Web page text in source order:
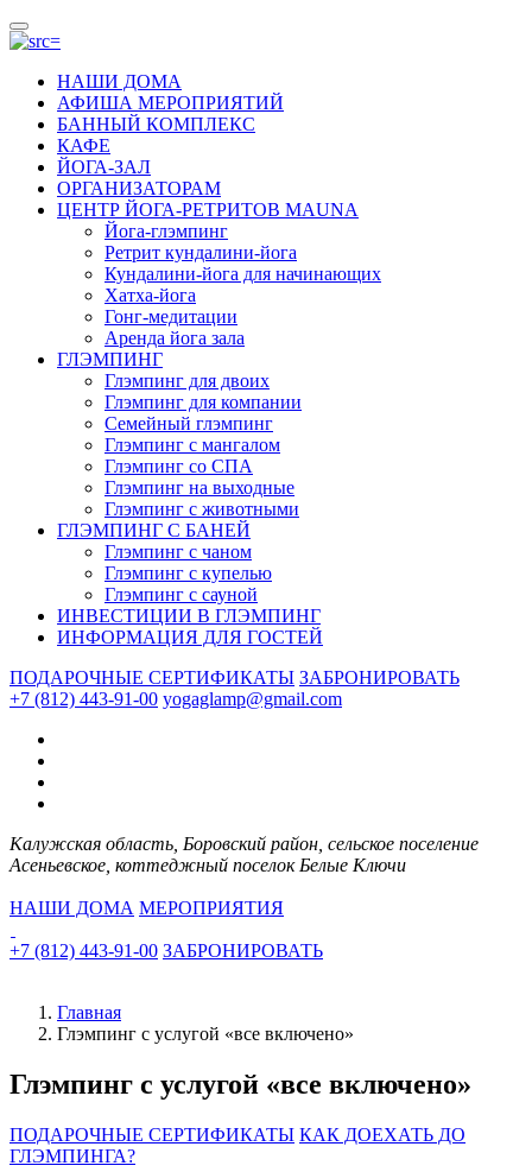
НАШИ ДОМА
АФИША МЕРОПРИЯТИЙ
БАННЫЙ КОМПЛЕКС
КАФЕ
ЙОГА-ЗАЛ
ОРГАНИЗАТОРАМ
ЦЕНТР ЙОГА-РЕТРИТОВ MAUNA
Йога-глэмпинг
Ретрит кундалини-йога
Кундалини-йога для начинающих
Хатха-йога
Гонг-медитации
Аренда йога зала
ГЛЭМПИНГ
Глэмпинг для двоих
Глэмпинг для компании
Семейный глэмпинг
Глэмпинг с мангалом
Глэмпинг со СПА
Глэмпинг на выходные
Глэмпинг с животными
ГЛЭМПИНГ С БАНЕЙ
Глэмпинг с чаном
Глэмпинг с купелью
Глэмпинг с сауной
ИНВЕСТИЦИИ В ГЛЭМПИНГ
ИНФОРМАЦИЯ ДЛЯ ГОСТЕЙ
ПОДАРОЧНЫЕ СЕРТИФИКАТЫ ЗАБРОНИРОВАТЬ
+7 (812) 443-91-00 yogaglamp@gmail.com
Калужская область, Боровский район, сельское поселение
Асеньевское, коттеджный поселок Белые Ключи
НАШИ ДОМА МЕРОПРИЯТИЯ
+7 (812) 443-91-00 ЗАБРОНИРОВАТЬ
Главная
Глэмпинг с услугой «все включено»
Глэмпинг с услугой «все включено»
ПОДАРОЧНЫЕ СЕРТИФИКАТЫ КАК ДОЕХАТЬ ДО
ГЛЭМПИНГА?